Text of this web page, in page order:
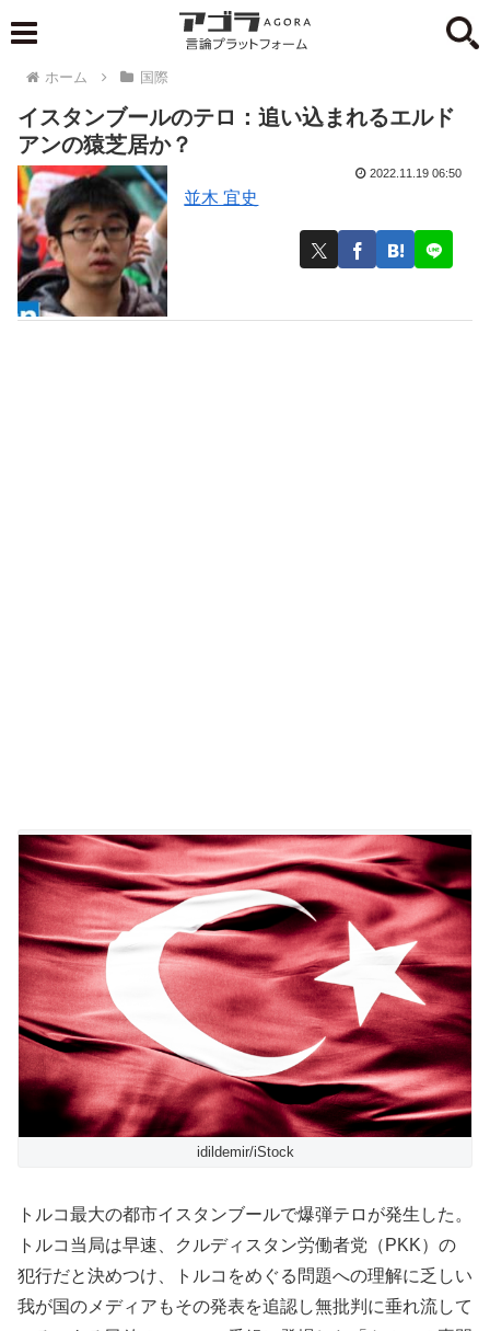
ホーム 国際
イスタンブールのテロ：追い込まれるエルド
アンの猿芝居か？
並木 宜史
2022.11.19 06:50
idildemir/iStock
トルコ最大の都市イスタンブールで爆弾テロが発生した。
トルコ当局は早速、クルディスタン労働者党（PKK）の
犯行だと決めつけ、トルコをめぐる問題への理解に乏しい
我が国のメディアもその発表を追認し無批判に垂れ流して